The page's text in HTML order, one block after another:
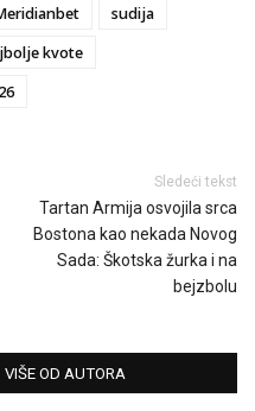
sudija
kvote
Sledeći tekst
Tartan Armija osvojila srca
Bostona kao nekada Novog
Sada: Škotska žurka i na
bejzbolu
VIŠE OD AUTORA